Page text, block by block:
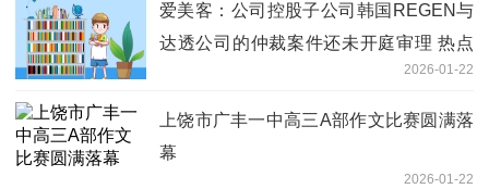
爱美客：公司控股子公司韩国REGEN与
达透公司的仲裁案件还未开庭审理 热点
2026-01-22
上饶市广丰一中高三A部作文比赛圆满落
幕
2026-01-22